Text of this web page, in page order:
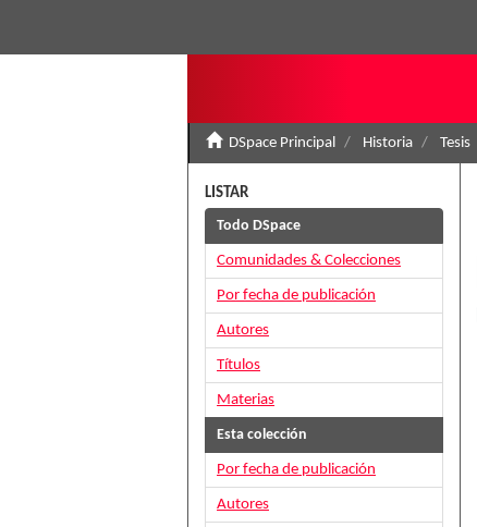
DSpace Principal Historia Tesis
LISTAR
Todo DSpace
Comunidades & Colecciones
Por fecha de publicación
Autores
Títulos
Materias
Esta colección
Por fecha de publicación
Autores